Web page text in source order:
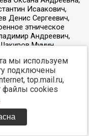
мы используем
подключены
top.mail.ru,
файлы cookies